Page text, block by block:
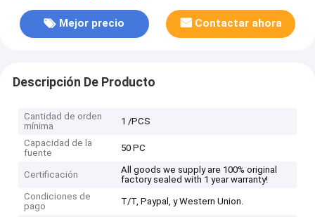
igual o superior a la media de las emisiones de
gases de efecto invernadero.
Mejor precio Contactar ahora
Descripción De Producto
Cantidad de orden
mínima
1 /PCS
Capacidad de la
fuente
50 PC
Certificación
All goods we supply are 100% original
factory sealed with 1 year warranty!
Condiciones de
pago
T/T, Paypal, y Western Union.